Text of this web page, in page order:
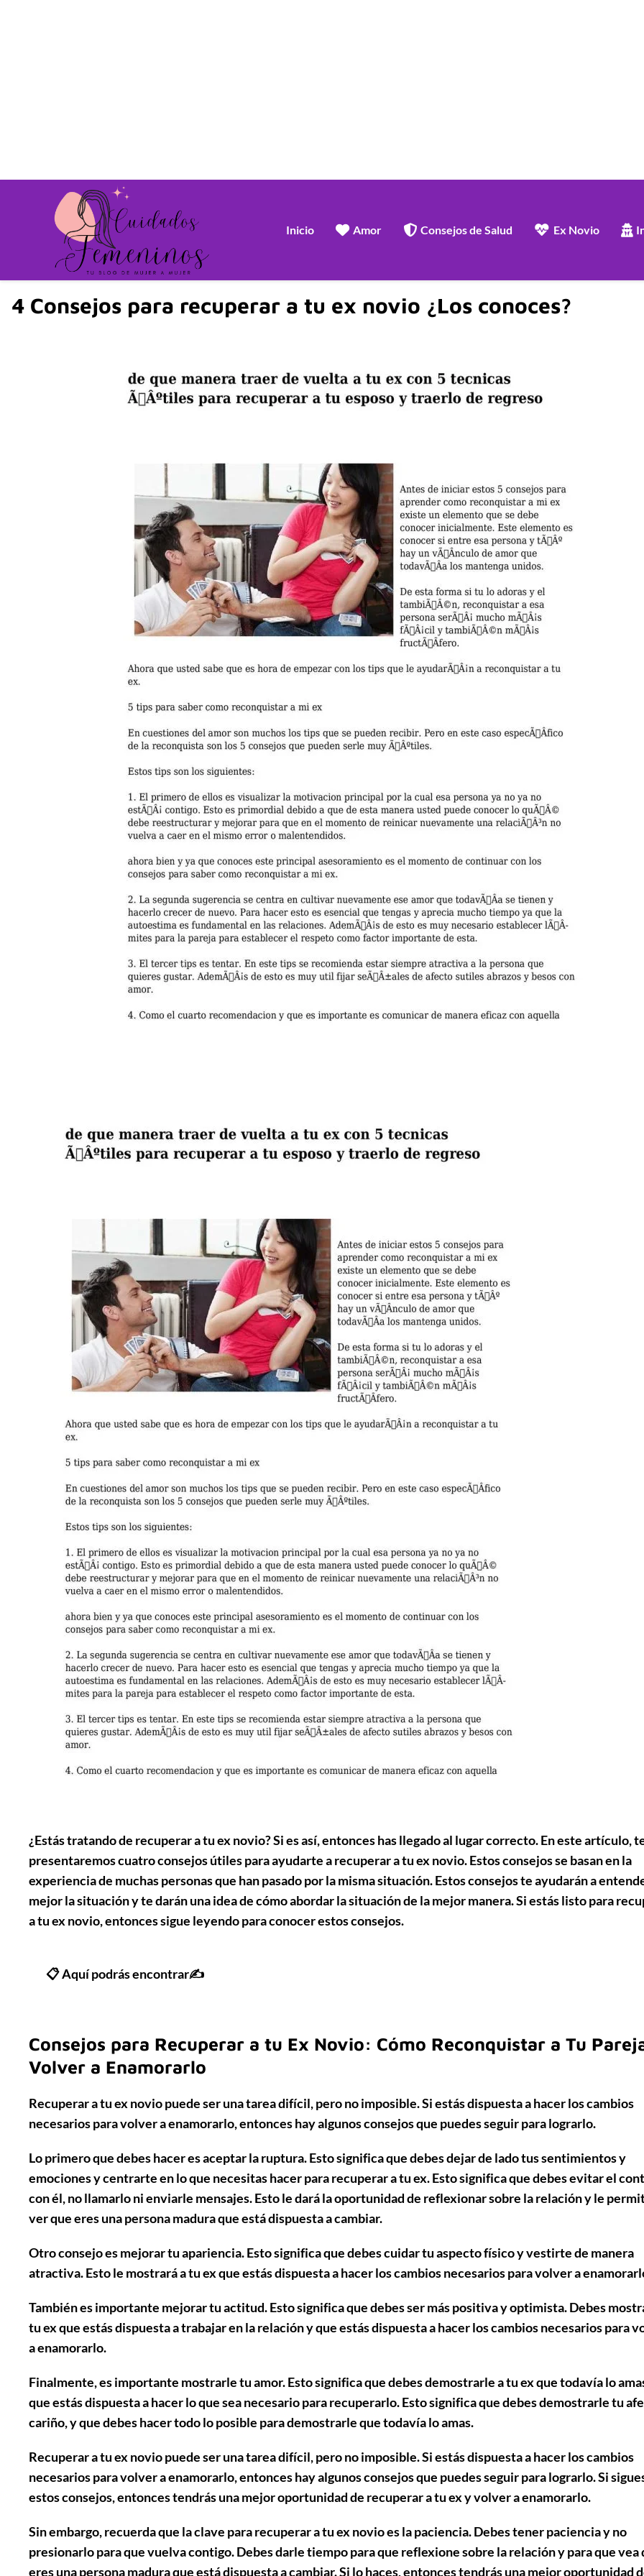
Inicio Amor Consejos de Salud Ex Novio
4 Consejos para recuperar a tu ex novio ¿Los conoces?
¿Estás tratando de recuperar a tu ex novio? Si es así, entonces has llegado al lugar correcto. En este artículo,
presentaremos cuatro consejos útiles para ayudarte a recuperar a tu ex novio. Estos consejos se basan en la
experiencia de muchas personas que han pasado por la misma situación. Estos consejos te ayudarán a
mejor la situación y te darán una idea de cómo abordar la situación de la mejor manera. Si estás listo para
a tu ex novio, entonces sigue leyendo para conocer estos consejos.
📋 Aquí podrás encontrar✍
Consejos para Recuperar a tu Ex Novio: Cómo Reconquistar a Tu
Volver a Enamorarlo
Recuperar a tu ex novio puede ser una tarea difícil, pero no imposible. Si estás dispuesta a hacer los cambios
necesarios para volver a enamorarlo, entonces hay algunos consejos que puedes seguir para lograrlo.
Lo primero que debes hacer esaceptar la ruptura. Esto significa que debes dejar de lado tus sentimientos y
emociones y centrarte en lo que necesitas hacer para recuperar a tu ex. Esto significa que debes evitar el
con él, no llamarlo ni enviarle mensajes. Esto le dará la oportunidad de reflexionar sobre la relación y le
ver que eres una persona madura que está dispuesta a cambiar.
Otro consejo esmejorar tu apariencia. Esto significa que debes cuidar tu aspecto físico y vestirte de manera
atractiva. Esto le mostrará a tu ex que estás dispuesta a hacer los cambios necesarios para volver a
También es importante mejorar tu actitud. Esto significa que debes ser más positiva y optimista. Debes
tu ex que estás dispuesta a trabajar en la relación y que estás dispuesta a hacer los cambios necesarios para
a enamorarlo.
Finalmente, es importante mostrarle tu amor. Esto significa que debes demostrarle a tu ex que todavía lo
que estás dispuesta a hacer lo que sea necesario para recuperarlo. Esto significa que debes demostrarle tu
cariño, y que debes hacer todo lo posible para demostrarle que todavía lo amas.
Recuperar a tu ex novio puede ser una tarea difícil, pero no imposible. Si estás dispuesta a hacer los cambios
necesarios para volver a enamorarlo, entonces hay algunos consejos que puedes seguir para lograrlo. Si
estos consejos, entonces tendrás una mejor oportunidad de recuperar a tu ex y volver a enamorarlo.
Sin embargo, recuerda que la clave para recuperar a tu ex novio es la paciencia. Debes tener paciencia y no
presionarlo para que vuelva contigo. Debes darle tiempo para que reflexione sobre la relación y para que vea
eres una persona madura que está dispuesta a cambiar. Si lo haces, entonces tendrás una mejor oportunidad